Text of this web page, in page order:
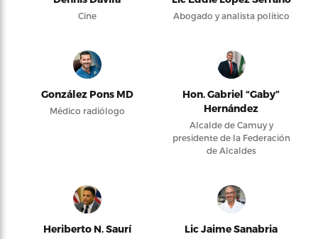
Cine Abogado y analista político
González Pons MD
Médico radiólogo
Hon. Gabriel “Gaby”
Hernández
Alcalde de Camuy y
presidente de la Federación
de Alcaldes
Heriberto N. Saurí Lic Jaime Sanabria